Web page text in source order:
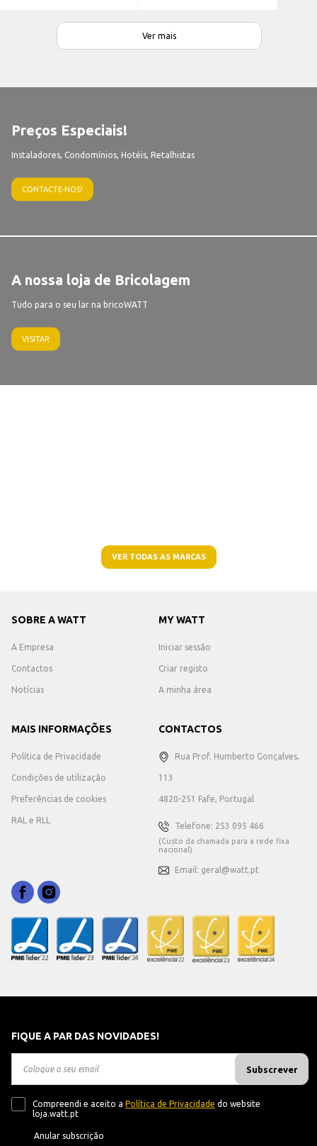
Ver mais
Preços Especiais!
Instaladores, Condomínios, Hotéis, Retalhistas
CONTACTE-NOS!
A nossa loja de Bricolagem
Tudo para o seu lar na bricoWATT
VISITAR
VER TODAS AS MARCAS
SOBRE A WATT
A Empresa
Contactos
Notícias
MY WATT
Iniciar sessão
Criar registo
A minha área
MAIS INFORMAÇÕES
Política de Privacidade
Condições de utilização
Preferências de cookies
RAL e RLL
CONTACTOS
Rua Prof. Humberto Gonçalves,
113
4820-251 Fafe, Portugal
Telefone: 253 095 466
(Custo da chamada para a rede fixa
nacional)
Email: geral@watt.pt
FIQUE A PAR DAS NOVIDADES!
Subscrever
Compreendi e aceito a Política de Privacidade do website
loja.watt.pt
Anular subscrição